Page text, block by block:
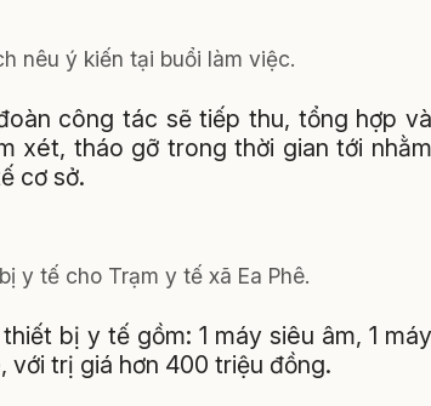
nêu ý kiến tại buổi làm việc.
công tác sẽ tiếp thu, tổng hợp và
xét, tháo gỡ trong thời gian tới nhằm
cơ sở.
y tế cho Trạm y tế xã Ea Phê.
bị y tế gồm: 1 máy siêu âm, 1 máy
với trị giá hơn 400 triệu đồng.